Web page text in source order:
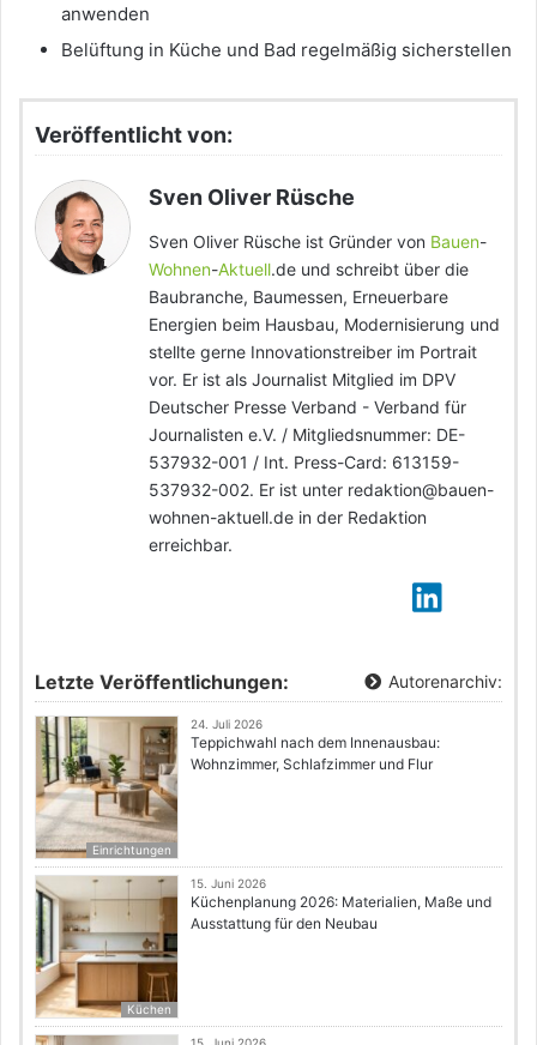
anwenden
Belüftung in Küche und Bad regelmäßig sicherstellen
Veröffentlicht von:
Sven Oliver Rüsche
Sven Oliver Rüsche ist Gründer von Bauen-
Wohnen-Aktuell.de und schreibt über die
Baubranche, Baumessen, Erneuerbare
Energien beim Hausbau, Modernisierung und
stellte gerne Innovationstreiber im Portrait
vor. Er ist als Journalist Mitglied im DPV
Deutscher Presse Verband - Verband für
Journalisten e.V. / Mitgliedsnummer: DE-
537932-001 / Int. Press-Card: 613159-
537932-002. Er ist unter redaktion@bauen-
wohnen-aktuell.de in der Redaktion
erreichbar.
Letzte Veröffentlichungen: Autorenarchiv:
Einrichtungen
24. Juli 2026
Teppichwahl nach dem Innenausbau:
Wohnzimmer, Schlafzimmer und Flur
Küchen
15. Juni 2026
Küchenplanung 2026: Materialien, Maße und
Ausstattung für den Neubau